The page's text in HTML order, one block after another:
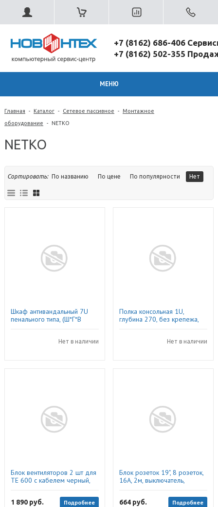
+7 (8162) 686-406
+7 (8162) 502-355
МЕНЮ
Главная - Каталог - Сетевое пассивное - Монтажное
оборудование - NETKO
NETKO
Сортировать: По названию По цене По популярности Нет
Шкаф антивандальный 7U
пенального типа, (Ш*Г*В
Нет в наличии
Полка консольная 1U,
глубина 270, без крепежа,
Нет в наличии
Блок вентиляторов 2 шт для
TE 600 с кабелем черный,
1 890 руб. Подробнее
Блок розеток 19", 8 розеток,
16А, 2м, выключатель,
664 руб. Подробнее